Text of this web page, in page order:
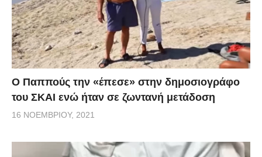
Ο Παππούς την «έπεσε» στην δημοσιογράφο
του ΣΚΑΙ ενώ ήταν σε ζωντανή μετάδοση
16 ΝΟΕΜΒΡΊΟΥ, 2021